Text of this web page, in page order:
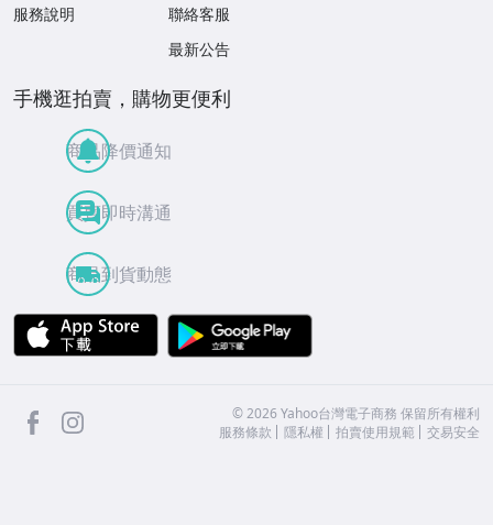
服務說明
聯絡客服
最新公告
手機逛拍賣，購物更便利
商品降價通知
買賣即時溝通
商品到貨動態
APP Store
facebook ©2026 Yahoo台灣電子商務 保留所有權利
服務條款
隱私權 拍賣使用規範 交易安全